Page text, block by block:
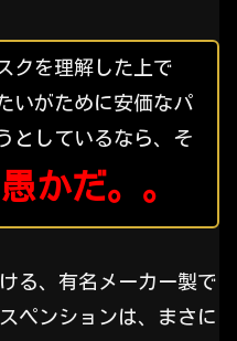
クを理解した上で
いがために安価なパ
としているなら、そ
かだ。。
る、有名メーカー製で
ペンションは、まさに